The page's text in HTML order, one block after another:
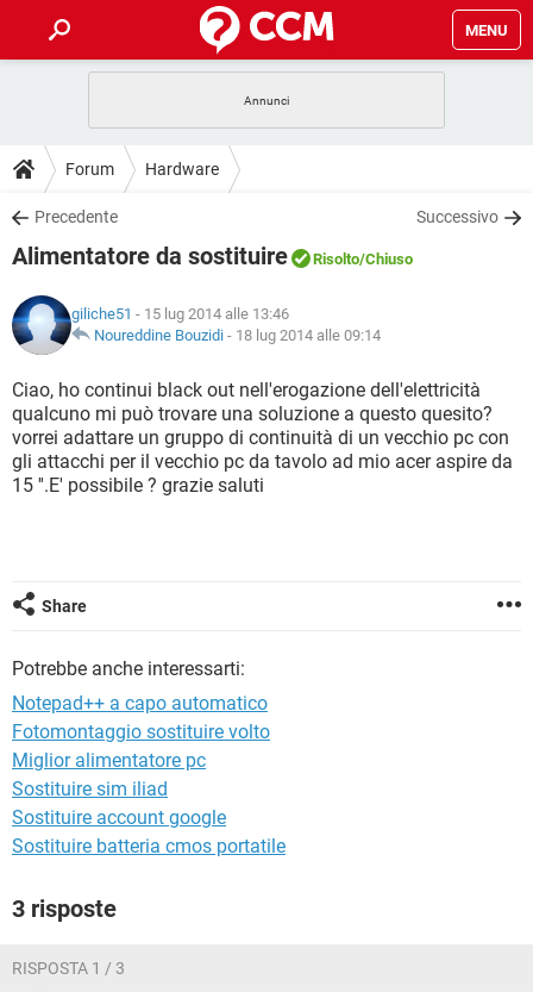
MENU
INTRATTENIMENTO
iOS
INSTAGRAM WHATSAPP
TIKTOK
HARDWARE
GUIDE
COVID-19
INSTAGRAM WHATSAPP
TIKTOK
HARDWARE
DOWNLOAD
COVID-19 GAMING
INTRATTENIMENTO
iOS WINDOWS 10
INSTAGRAM WHATSAPP
TIKTOK FACEBOOK
HARDWARE
COVID-19 GAMING
INTRATTENIMENTO
iOS WINDOWS 10
INSTAGRAM WHATSAPP
TIKTOK
GLOSSARIO
COVID-19 GAMING
INTRATTENIMENTO ANDROID
iOS WINDOWS 10
INSTAGRAM
Forum Hardware
Precedente Successivo
Alimentatore da sostituire Risolto/Chiuso
giliche51 - 15 lug 2014 alle 13:46
Noureddine Bouzidi - 18 lug 2014 alle 09:14
Ciao, ho continui black out nell'erogazione dell'elettricità
qualcuno mi può trovare una soluzione a questo quesito?
vorrei adattare un gruppo di continuità di un vecchio pc con
gli attacchi per il vecchio pc da tavolo ad mio acer aspire da
15 ''.E' possibile ? grazie saluti
Share
Potrebbe anche interessarti:
Notepad++ a capo automatico
Fotomontaggio sostituire volto
Miglior alimentatore pc
Sostituire sim iliad
Sostituire account google
Sostituire batteria cmos portatile
3 risposte
RISPOSTA 1 / 3